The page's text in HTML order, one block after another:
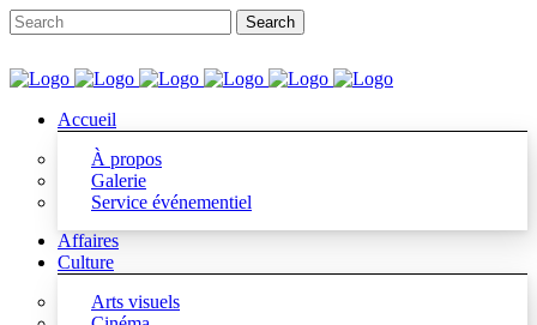
Accueil
À propos
Galerie
Service événementiel
Affaires
Culture
Arts visuels